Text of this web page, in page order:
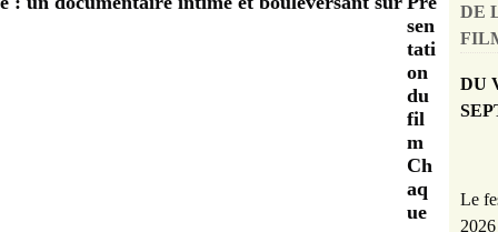
sen
tati
on
du
fil
m
Ch
aq
ue
DE
DU
Le